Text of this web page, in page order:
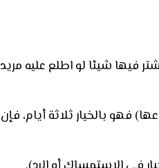
فيها شيئا لو اطلع عليه مريد
فهو بالخيار ثلاثة أيام، فإن